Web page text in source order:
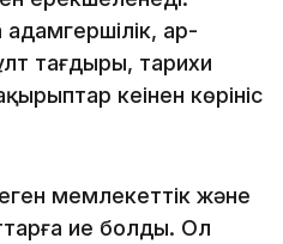
ар-
тағдыры, тарихи
кеңінен көрініс
мемлекеттік және
ие болды. Ол